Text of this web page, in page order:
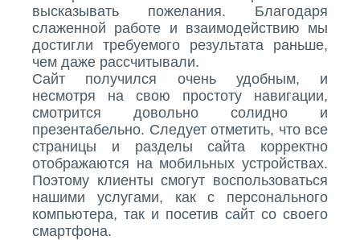
высказывать пожелания. Благодаря
слаженной работе и взаимодействию мы
достигли требуемого результата раньше,
чем даже рассчитывали.
Сайт получился очень удобным, и
несмотря на свою простоту навигации,
смотрится довольно солидно и
презентабельно. Следует отметить, что все
страницы и разделы сайта корректно
отображаются на мобильных устройствах.
Поэтому клиенты смогут воспользоваться
нашими услугами, как с персонального
компьютера, так и посетив сайт со своего
смартфона.